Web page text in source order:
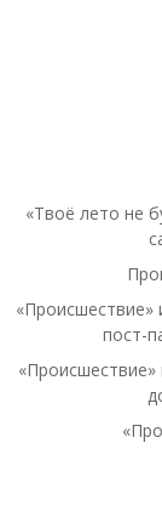
«Твоё лето не
«Происшествие»
пост-